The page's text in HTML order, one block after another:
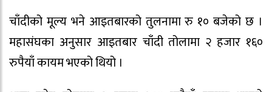
चाँदीको मूल्य भने आइतबारको तुलनामा रु १० बजेको छ ।
महासंघका अनुसार आइतबार चाँदी तोलामा २ हजार १६०
रुपैयाँ कायम भएको थियो ।